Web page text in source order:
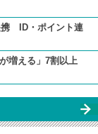
携 ID・ポイント連
増える」7割以上